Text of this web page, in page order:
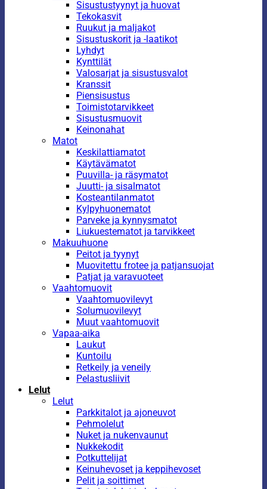
Sisustustyynyt ja huovat
Tekokasvit
Ruukut ja maljakot
Sisustuskorit ja -laatikot
Lyhdyt
Kynttilät
Valosarjat ja sisustusvalot
Kranssit
Piensisustus
Toimistotarvikkeet
Sisustusmuovit
Keinonahat
Matot
Keskilattiamatot
Käytävämatot
Puuvilla- ja räsymatot
Juutti- ja sisalmatot
Kosteantilanmatot
Kylpyhuonematot
Parveke ja kynnysmatot
Liukuestematot ja tarvikkeet
Makuuhuone
Peitot ja tyynyt
Muovitettu frotee ja patjansuojat
Patjat ja varavuoteet
Vaahtomuovit
Vaahtomuovilevyt
Solumuovilevyt
Muut vaahtomuovit
Vapaa-aika
Laukut
Kuntoilu
Retkeily ja veneily
Pelastusliivit
Lelut
Lelut
Parkkitalot ja ajoneuvot
Pehmolelut
Nuket ja nukenvaunut
Nukkekodit
Potkuttelijat
Keinuhevoset ja keppihevoset
Pelit ja soittimet